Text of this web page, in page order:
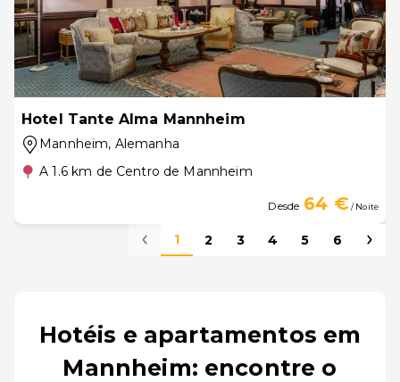
Hotel Tante Alma Mannheim
Mannheim, Alemanha
A 1.6 km de Centro de Mannheim
Desde 64 €/ Noite
1 2 3 4 5 6
Hotéis e apartamentos em
Mannheim: encontre o